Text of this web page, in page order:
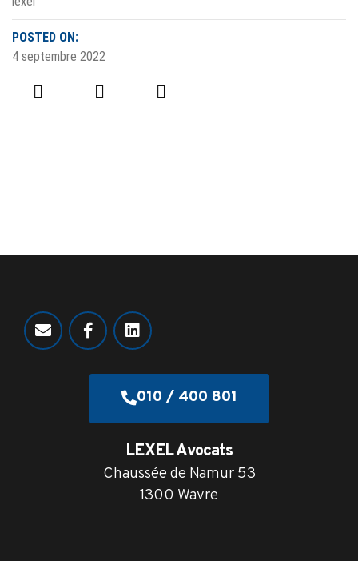
POSTED ON:
4 septembre 2022
010 / 400 801
LEXEL Avocats
Chaussée de Namur 53
1300 Wavre